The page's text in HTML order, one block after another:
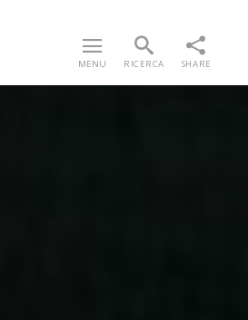
MENU RICERCA SHARE